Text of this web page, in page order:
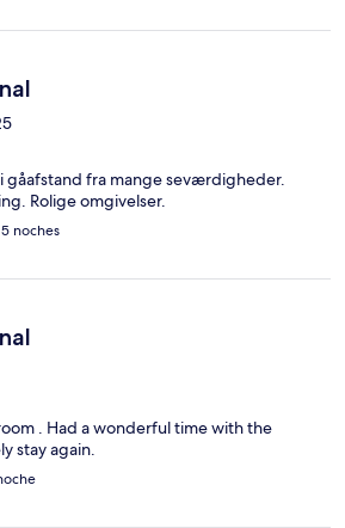
gåafstand fra mange seværdigheder.
Rolige omgivelser.
noches
. Had a wonderful time with the
stay again.